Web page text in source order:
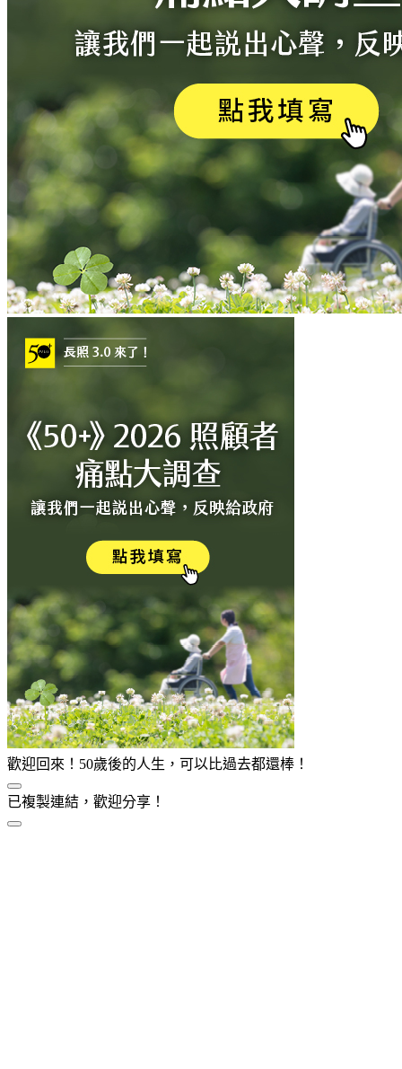
歡迎回來！50歲後的人生，可以比過去都還棒！
已複製連結，歡迎分享！